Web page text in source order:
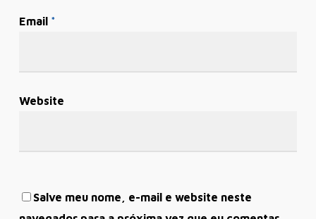
Email *
Website
Salve meu nome, e-mail e website neste